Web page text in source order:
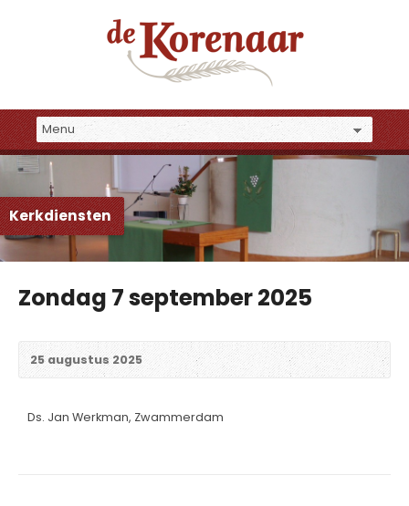
Kerkdiensten
Zondag 7 september 2025
25 augustus 2025
Ds. Jan Werkman, Zwammerdam